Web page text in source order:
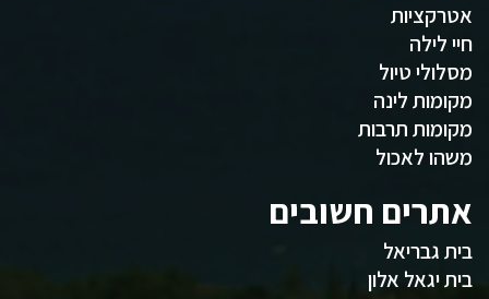
אטרקציות
חיי לילה
מסלולי טיול
מקומות לינה
מקומות תרבות
משהו לאכול
אתרים חשובים
בית גבריאל
בית יגאל אלון